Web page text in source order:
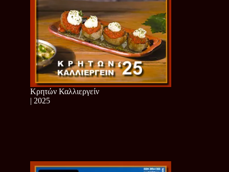
Κρητών Καλλιεργείν
| 2025